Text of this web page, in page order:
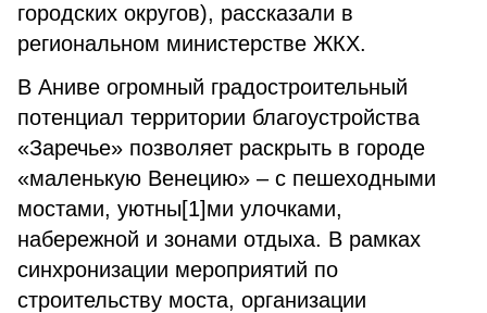
городских округов), рассказали в
региональном министерстве ЖКХ.
В Аниве огромный градостроительный
потенциал территории благоустройства
«Заречье» позволяет раскрыть в городе
«маленькую Венецию» – с пешеходными
мостами, уютны[1]ми улочками,
набережной и зонами отдыха. В рамках
синхронизации мероприятий по
строительству моста, организации